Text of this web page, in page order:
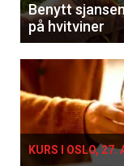
Benytt
på hvitviner
KURS I OSLO, 27.